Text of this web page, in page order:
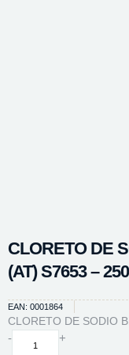
CLORETO DE
(AT) S7653 –
EAN: 0001864
CLORETO DE SODIO
-
CLORETO
+